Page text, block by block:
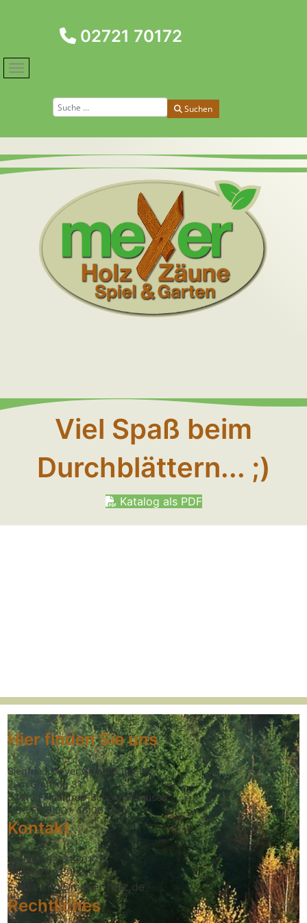
Suchen Suchen
02721 70172
Viel Spaß beim
Durchblättern... ;)
Katalog als PDF
Hier finden Sie uns
Siegfried Meyer GmbH & Co. KG
Zum Greffling 31
57413 Finnentrop-Schönholthausen
Mo – Fr: 8:00 – 16:00 Uhr
Kontakt
Telefon: 02721 70172
Telefax: 02721 5591
E-Mail:info@meyer-holz.de
Rechtliches